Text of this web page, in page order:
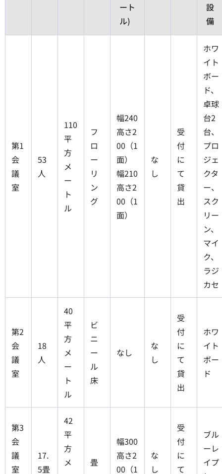
ート
ル)
設
備
第1
会
議
室
53
人
110
平
方
メ
ー
ト
ル
フ
ロ
ー
リ
ン
グ
幅240
高さ2
00（1
面）
幅210
高さ2
00（1
面）
な
し
受
付
に
て
貸
出
ホワ
イト
ボー
ド、
卓球
台2
台、
プロ
ジェ
クタ
ー、
スク
リー
ン、
マイ
ク、
ラジ
カセ
第2
会
議
室
18
人
40
平
方
メ
ー
ト
ル
ビ
ニ
ー
ル
床
なし
な
し
受
付
に
て
貸
出
ホワ
イト
ボー
ド
第3
会
議
室
17.
5畳
42
平
方
メ
畳
幅300
高さ2
00（1
な
し
受
付
に
て
ブル
ーレ
イプ